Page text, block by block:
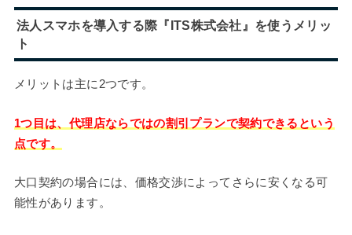
法人スマホを導入する際『ITS株式会社』を使うメリッ
ト
メリットは主に2つです。
1つ目は、代理店ならではの割引プランで契約できるという
点です。
大口契約の場合には、価格交渉によってさらに安くなる可
能性があります。